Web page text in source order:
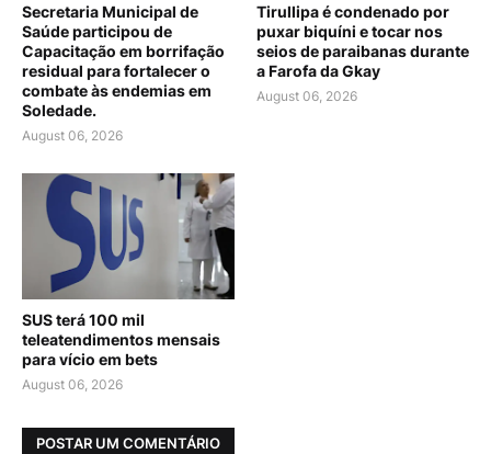
Secretaria Municipal de
Saúde participou de
Capacitação em borrifação
residual para fortalecer o
combate às endemias em
Soledade.
August 06, 2026
Tirullipa é condenado por
puxar biquíni e tocar nos
seios de paraibanas durante
a Farofa da Gkay
August 06, 2026
SUS terá 100 mil
teleatendimentos mensais
para vício em bets
August 06, 2026
POSTAR UM COMENTÁRIO